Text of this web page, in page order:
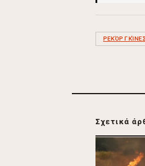
ΡΕΚΌΡ
Σχετικά